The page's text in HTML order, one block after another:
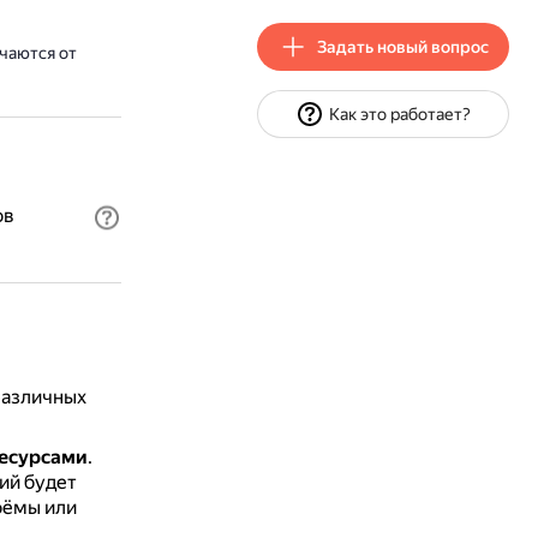
от
.
будет
или
Задать новый вопрос
Как это работает?